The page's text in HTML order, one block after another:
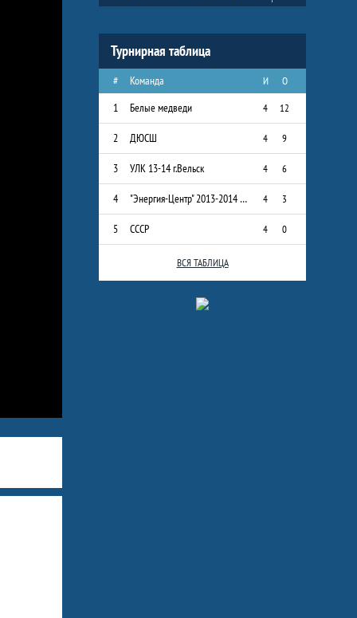
Турнирная таблица
# Команда И О
1 Белые медведи 4 12
2 ДЮСШ 4 9
3 УЛК 13-14 г.Вельск 4 6
4 "Энергия-Центр" 2013-2014 г.р. 4 3
5 СССР 4 0
ВСЯ ТАБЛИЦА